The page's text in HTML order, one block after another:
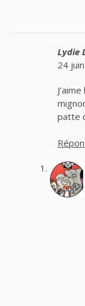
Lydie
24
patte